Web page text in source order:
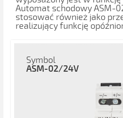
Automat schodowy ASM-
stosować również jako
realizujący funkcję
Symbol
ASM-02/24V